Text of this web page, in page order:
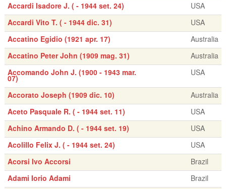
Accardi Isadore J. ( - 1944 set. 24)
USA
Accardi Vito T. ( - 1944 dic. 31)
USA
Accatino Egidio (1921 apr. 17)
Australia
Accatino Peter John (1909 mag. 31)
Australia
Accomando John J. (1900 - 1943 mar.
07)
USA
Accorato Joseph (1909 dic. 10)
Australia
Aceto Pasquale R. ( - 1944 set. 11)
USA
Achino Armando D. ( - 1944 set. 19)
USA
Acolillo Felix J. ( - 1944 set. 24)
USA
Acorsi Ivo Accorsi
Brazil
Adami Iorio Adami
Brazil